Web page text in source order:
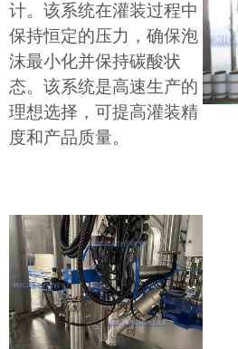
计。该系统在灌装过程中
保持恒定的压力，确保泡
沫最小化并保持碳酸状
态。该系统是高速生产的
理想选择，可提高灌装精
度和产品质量。